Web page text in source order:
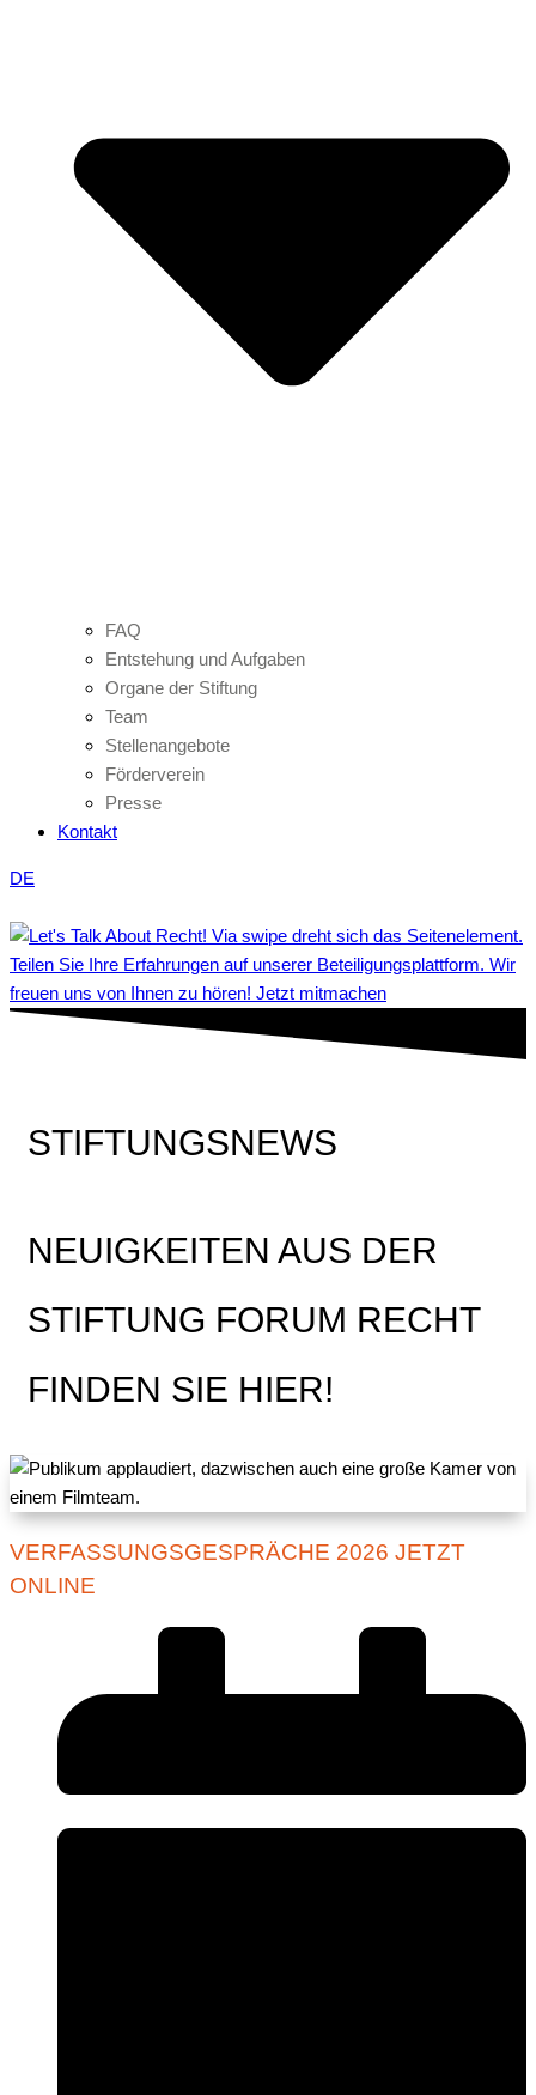
FAQ
Entstehung und Aufgaben
Organe der Stiftung
Team
Stellenangebote
Förderverein
Presse
Kontakt
DE
Teilen Sie Ihre Erfahrungen auf unserer Beteiligungsplattform. Wir
freuen uns von Ihnen zu hören! Jetzt mitmachen
STIFTUNGSNEWS
NEUIGKEITEN AUS DER
STIFTUNG FORUM RECHT
FINDEN SIE HIER!
VERFASSUNGSGESPRÄCHE 2026 JETZT
ONLINE